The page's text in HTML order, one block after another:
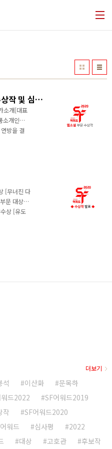
SF어워드 2020 - 웹소설 부문 수상작 및 심사평
소개[대표
소개인류
방을 결
으며 동
국 장교
그는 인류
들어가
작가
공지능
..
[무너진 다
문 대상
상 [유도
] 이산화
로암] 강
석 이산화
문목하
드2022
SF어워드2019
작
SF어워드2020
워드 심사평
2022
대상 고호관 후보작
더보기